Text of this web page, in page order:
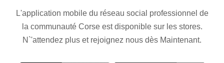
L'application mobile du réseau social professionnel de
la communauté Corse est disponible sur les stores.
N`'attendez plus et rejoignez nous dès Maintenant.